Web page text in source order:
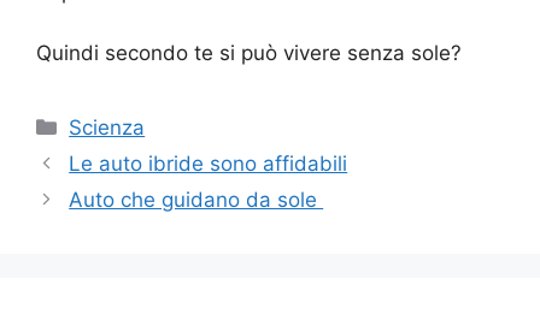
Quindi secondo te si può vivere senza sole?
Categorie
Scienza
Le auto ibride sono affidabili
Auto che guidano da sole